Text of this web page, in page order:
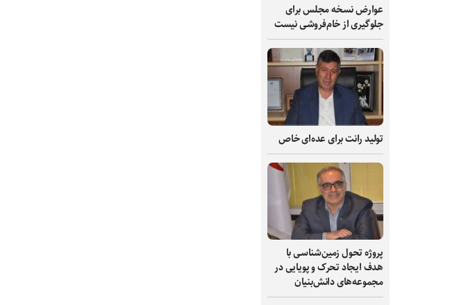
عوارض نسخه مجلس برای
جلوگیری از خام‌فروشی نیست
تولید رانت برای عده‌ای خاص
پروژه تحول زمین‌شناسی با
هدف ایجاد تحرک و پویایی در
مجموعه‌های دانش‌بنیان